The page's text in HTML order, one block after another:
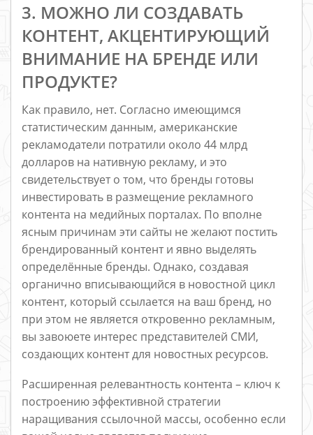
3. МОЖНО ЛИ СОЗДАВАТЬ
КОНТЕНТ, АКЦЕНТИРУЮЩИЙ
ВНИМАНИЕ НА БРЕНДЕ ИЛИ
ПРОДУКТЕ?
Как правило, нет. Согласно имеющимся
статистическим данным, американские
рекламодатели потратили около 44 млрд
долларов на нативную рекламу, и это
свидетельствует о том, что бренды готовы
инвестировать в размещение рекламного
контента на медийных порталах. По вполне
ясным причинам эти сайты не желают постить
брендированный контент и явно выделять
определённые бренды. Однако, создавая
органично вписывающийся в новостной цикл
контент, который ссылается на ваш бренд, но
при этом не является откровенно рекламным,
вы завоюете интерес представителей СМИ,
создающих контент для новостных ресурсов.
Расширенная релевантность контента – ключ к
построению эффективной стратегии
наращивания ссылочной массы, особенно если